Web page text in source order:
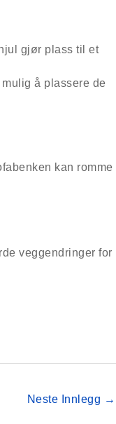
å plassere de
kan romme
veggendringer for
Neste Innlegg →